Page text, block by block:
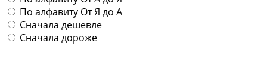
По алфавиту От Я до А
Сначала дешевле
Сначала дороже